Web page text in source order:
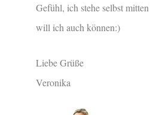
Gefühl, ich stehe selbst
will ich auch können:)
Liebe Grüße
Veronika